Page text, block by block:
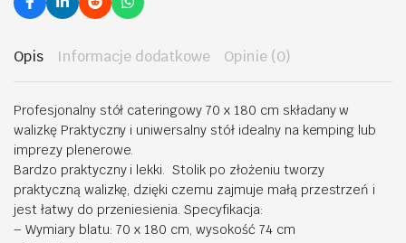
Opis Informacje dodatkowe Opinie (0)
Profesjonalny stół cateringowy 70 x 180 cm składany w
walizkę Praktyczny i uniwersalny stół idealny na kemping lub
imprezy plenerowe.
Bardzo praktyczny i lekki. Stolik po złożeniu tworzy
praktyczną walizkę, dzięki czemu zajmuje małą przestrzeń i
jest łatwy do przeniesienia. Specyfikacja:
– Wymiary blatu: 70 x 180 cm, wysokość 74 cm